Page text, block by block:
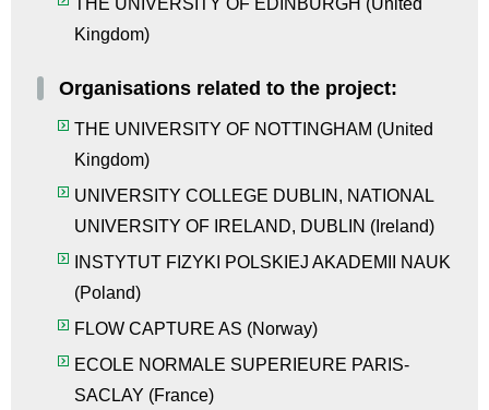
Kingdom)
Organisations related to the project:
THE UNIVERSITY OF NOTTINGHAM (United
Kingdom)
UNIVERSITY COLLEGE DUBLIN, NATIONAL
UNIVERSITY OF IRELAND, DUBLIN ( Ireland)
INSTYTUT FIZYKI POLSKIEJ AKADEMII NAUK
(Poland)
FLOW CAPTURE AS (Norway)
ECOLE NORMALE SUPERIEURE PARIS-
SACLAY (France)